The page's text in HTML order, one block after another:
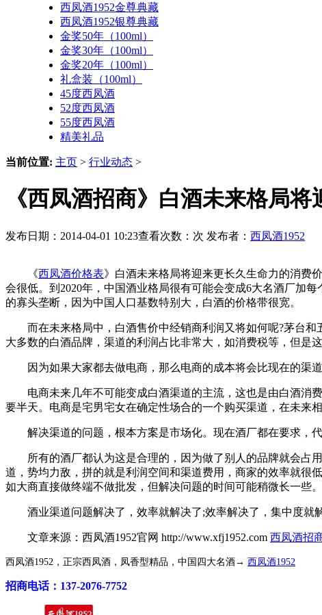
西凤酒1952金尊典藏
西凤酒1952银尊典藏
金奖50年（100ml）
金奖30年（100ml）
金奖20年（100ml）
礼盒装（100ml）
45度西凤酒
52度西凤酒
55度西凤酒
精美礼品
当前位置: 主页 > 行业动态 >
《西凤酒招商》白酒未来格局
发布日期：2014-04-01 10:23查看次数： 次 发布者： 西凤酒1952
《西凤酒价格表》白酒未来格局将迎来更长久生命力的消费
会很低。到2020年，中国酒业格局很有可能会变成6大名酒厂加
的寡头垄断，因为中国人口基数特别大，白酒的价格带很宽。
而在未来格局中，白酒售价中经销商利润又将如何呢?茅台和
大多数的白酒品牌，渠道的利润占比非常大，如消费税等，但是
因为如果大家都去做电商，那么电商的成本将会比现在的渠道
电商未来几年不可能变成白酒渠道的主流，这也是由白酒消费
要半天。电商是宅男宅女在确定性场合的一个购买渠道，在未来
解决渠道的问题，根本方案是市场化。现在酒厂都在要求，代
所有的酒厂都认为这是合理的，因为做了别人的品牌就会占用
道，势均力敌，拼的就是利润空间和渠道费用，商家的效率就很
如大商直接做终端不做批发，但解决问题的时间可能稍微长一些。
酒业渠道问题解决了，效率就解决了;效率解决了，集中度就
文章来源：西凤酒1952官网 http://www.xfj1952.com 西凤酒招
西凤酒1952，正宗西凤酒，凤香型精品，中国四大名酒→ 西凤酒1952
招商电话：137-2076-7752